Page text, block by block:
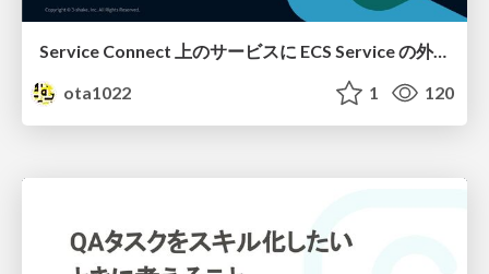
Service Connect 上のサービスに ECS Service の外側から到達できなかった話
ota1022
1 120